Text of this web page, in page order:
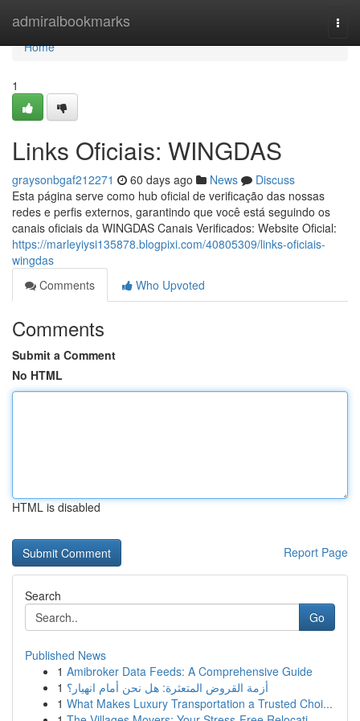
admiralbookmarks
Home
Home
1
Links Oficiais: WINGDAS
graysonbgaf212271 60 days ago News
Discuss
Esta página serve como hub oficial de verificação das nossas
redes e perfis externos, garantindo que você está seguindo os
canais oficiais da WINGDAS Canais Verificados: Website Oficial:
https://marleyiysi135878.blogpixi.com/40805309/links-oficiais-
wingdas
Comments
Who Upvoted
Comments
Submit a Comment
No HTML
HTML is disabled
Report Page
Search
Go
Published News
1 Amibroker Data Feeds: A Comprehensive Guide
1 أزمة القروض المتعثرة: هل نحن أمام انهيار؟
1 What Makes Luxury Transportation a Trusted Choi...